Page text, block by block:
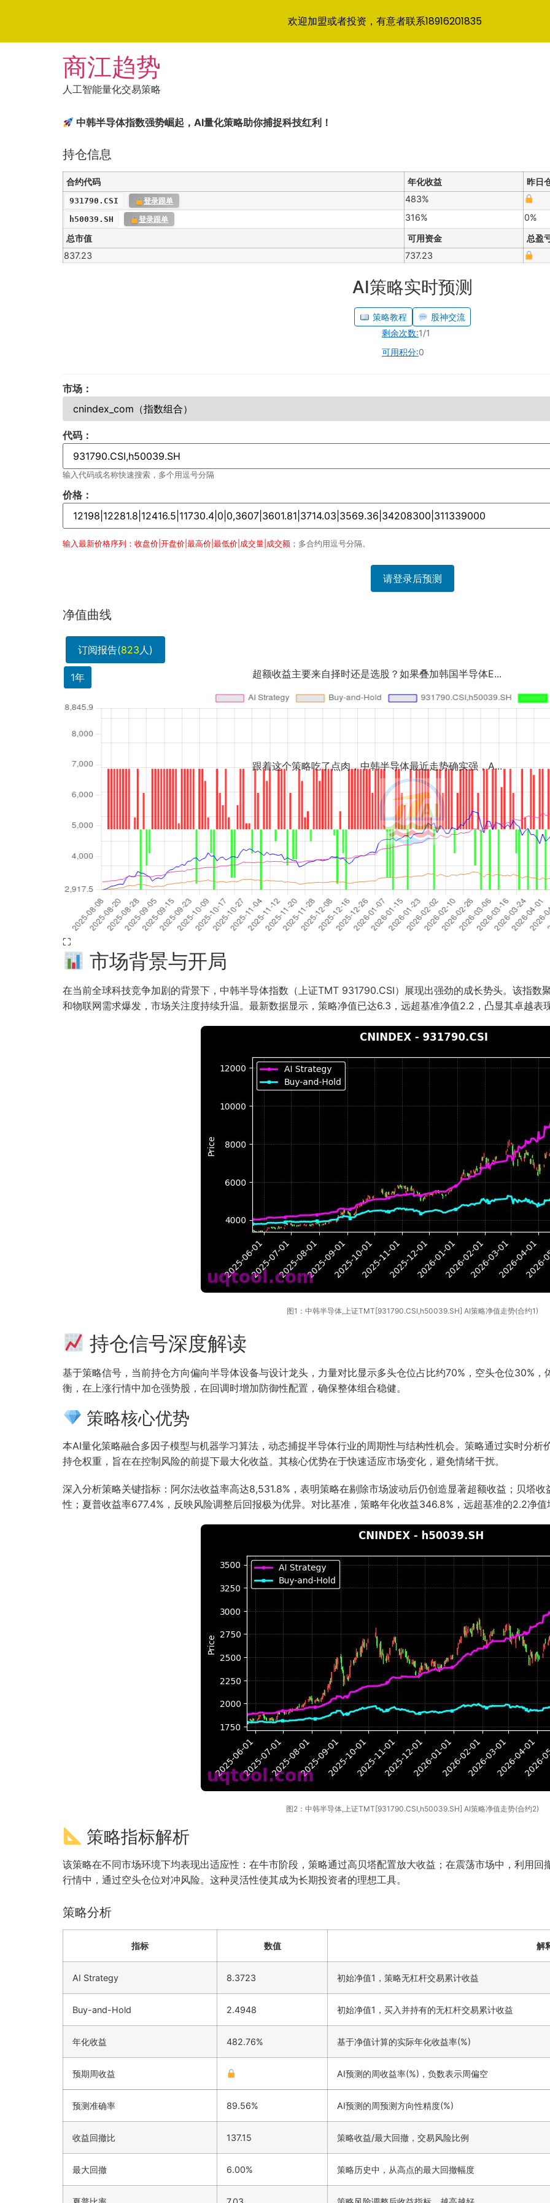
商江趋势
人工智能量化交易策略
中韩半导体指数强势崛起，AI量化策略助你捕捉科技红利！
持仓信息
合约代码 年化收益 昨日
931790.CSI 登录跟单 483%
h50039.SH 登录跟单 316%
0%
总市值
可用资金
总盈
837.23
737.23
AI策略实时预测
策略教程
股神交流
剩余次数:1/1
可用积分:0
市场：
代码：
输入代码或名称快速搜索，多个用逗号分隔
价格：
输入最新价格序列：收盘价|开盘价|最高价|最低价|成交量|成交额 ；多合约用逗号分隔。
请登录后预测
净值曲线
订阅报告(823人)
1年
⛶
跟着这个策略吃了点肉，中韩半导体最近走势确实强，A...
超额收益主要来自择时还是选股？如果叠加韩国半导体E...
市场背景与开局
在当前全球科技竞争加剧的背景下，中韩半导体指数（上证TMT 931790.CSI）展现出强劲的成长势头。该指数
和物联网需求爆发，市场关注度持续升温。最新数据显示，策略净值已达6.3，远超基准净值2.2，凸显其卓越表
图1：中韩半导体,上证TMT[931790.CSI,h50039.SH] AI策略净值走势(合约1)
持仓信号深度解读
基于策略信号，当前持仓方向偏向半导体设备与设计龙头，力量对比显示多头仓位占比约70%，空头仓位30%
衡，在上涨行情中加仓强势股，在回调时增加防御性配置，确保整体组合稳健。
策略核心优势
本AI量化策略融合多因子模型与机器学习算法，动态捕捉半导体行业的周期性与结构性机会。策略通过实时分
持仓权重，旨在在控制风险的前提下最大化收益。其核心优势在于快速适应市场变化，避免情绪干扰。
深入分析策略关键指标：阿尔法收益率高达8,531.8%，表明策略在剔除市场波动后仍创造显著超额收益；贝塔
性；夏普收益率677.4%，反映风险调整后回报极为优异。对比基准，策略年化收益346.8%，远超基准的2.2净
图2：中韩半导体,上证TMT[931790.CSI,h50039.SH] AI策略净值走势(合约2)
策略指标解析
该策略在不同市场环境下均表现出适应性：在牛市阶段，策略通过高贝塔配置放大收益；在震荡市场中，利用
行情中，通过空头仓位对冲风险。这种灵活性使其成为长期投资者的理想工具。
策略分析
指标 数值 解
AI Strategy 8.3723 初始净值1，策略无杠杆交易累计收益
Buy-and-Hold 2.4948 初始净值1，买入并持有的无杠杆交易累计收益
年化收益 482.76% 基于净值计算的实际年化收益率(%)
预期周收益 AI预测的周收益率(%)，负数表示周偏空
预测准确率 89.56% AI预测的周预测方向性精度(%)
收益回撤比 137.15 策略收益/最大回撤，交易风险比例
最大回撤 6.00% 策略历史中，从高点的最大回撤幅度
欢迎加盟或者投资，有意者联系18916201835